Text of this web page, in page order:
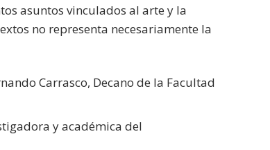
asuntos vinculados al arte y la
no representa necesariamente la
Carrasco, Decano de la Facultad
y académica del